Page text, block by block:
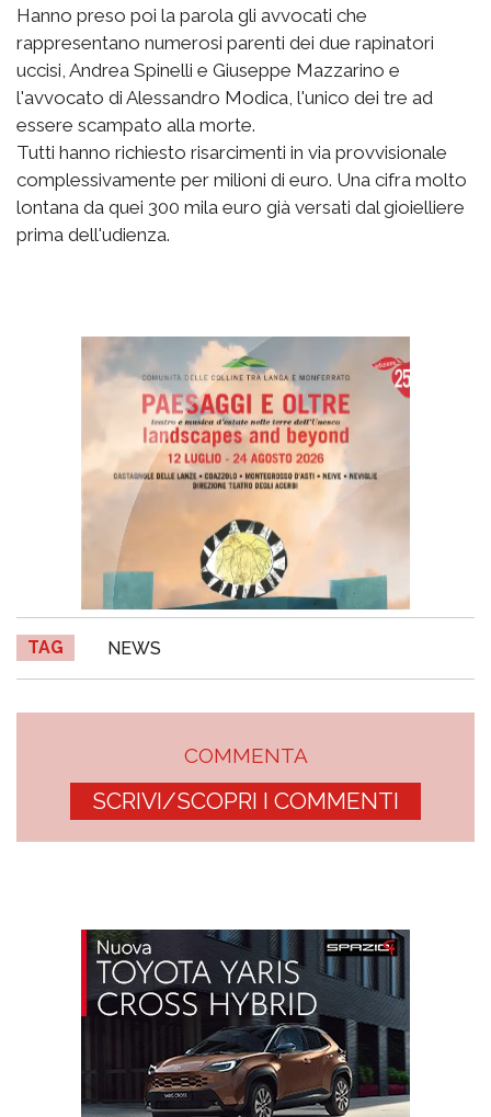
Hanno preso poi la parola gli avvocati che
rappresentano numerosi parenti dei due rapinatori
uccisi, Andrea Spinelli e Giuseppe Mazzarino e
l'avvocato di Alessandro Modica, l'unico dei tre ad
essere scampato alla morte.
Tutti hanno richiesto risarcimenti in via provvisionale
complessivamente per milioni di euro. Una cifra molto
lontana da quei 300 mila euro già versati dal gioielliere
prima dell'udienza.
TAG NEWS
COMMENTA
SCRIVI/SCOPRI I COMMENTI